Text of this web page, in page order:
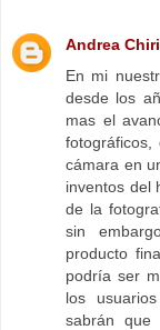
Andrea
En mi
desde los
mas el
cámara en
inventos del
de la
sin
producto
podría ser
los
sabrán